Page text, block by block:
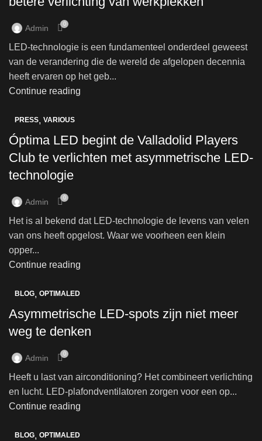
Admin 0
LED-technologie is een fundamenteel onderdeel geweest
van de verandering die de wereld de afgelopen decennia
heeft ervaren op het geb...
Continue reading
PRESS, VARIOUS
Óptima LED begint de Valladolid Players
Club te verlichten met asymmetrische LED-
technologie
Admin 0
Het is al bekend dat LED-technologie de levens van velen
van ons heeft opgelost. Waar we voorheen een klein
opper...
Continue reading
BLOG, OPTIMALED
Asymmetrische LED-spots zijn niet meer
weg te denken
Admin 0
Heeft u last van airconditioning? Het combineert verlichting
en lucht. LED-plafondventilatoren zorgen voor een op...
Continue reading
BLOG, OPTIMALED